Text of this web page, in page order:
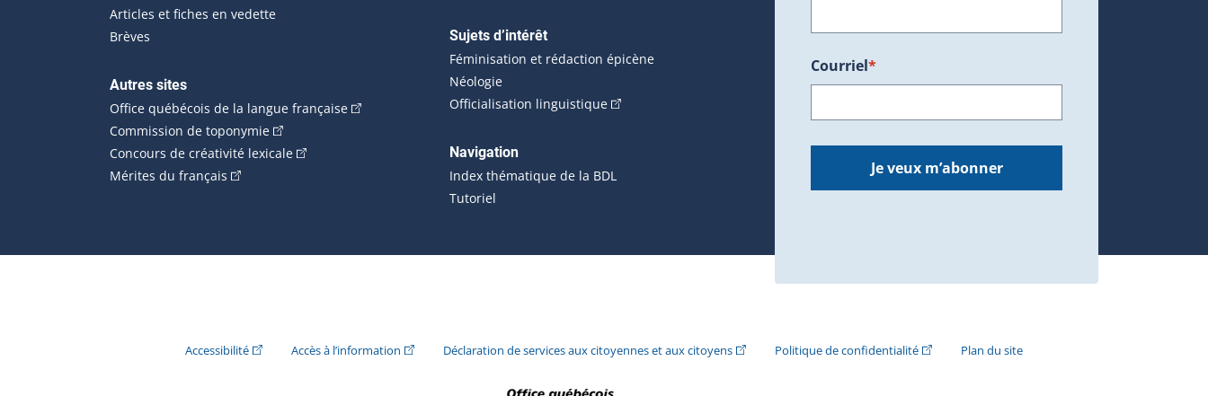
Articles et fiches en vedette
Brèves
Autres sites
Office québécois de la langue française(Cet hyperlien externe s'ouvrira dans une nouvelle fenêtre.)
Commission de toponymie(Cet hyperlien externe s'ouvrira dans une nouvelle fenêtre.)
Concours de créativité lexicale(Cet hyperlien externe s'ouvrira dans une nouvelle fenêtre.)
Mérites du français (Cet hyperlien externe s'ouvrira dans une nouvelle fenêtre.)
Sujets d’intérêt
Féminisation et rédaction épicène
Néologie
Officialisation linguistique(Cet hyperlien externe s'ouvrira dans une nouvelle fenêtre.)
Navigation
Index thématique de la BDL
Tutoriel
Courriel*
Je veux m’abonner
Accessibilité(Cet hyperlien externe s'ouvrira dans une nouvelle fenêtre.)
Accès à l’information (Cet hyperlien externe s'ouvrira dans une nouvelle fenêtre.)
Déclaration de services aux citoyennes et aux citoyens(Cet hyperlien externe s'ouvrira dans une nouvelle fenêtre.)
Politique de confidentialité(Cet hyperlien externe s'ouvrira dans une nouvelle
Plan du site